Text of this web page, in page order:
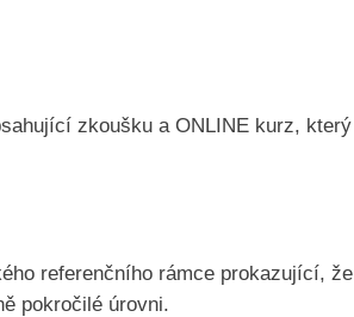
zkoušku a ONLINE kurz, který
referenčního rámce prokazující, že
pokročilé úrovni.